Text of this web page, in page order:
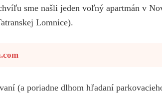
sme našli jeden voľný apartmán v
Lomnice).
(a poriadne dlhom hľadaní